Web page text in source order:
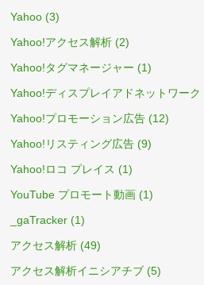
Yahoo (3)
Yahoo!アクセス解析 (2)
Yahoo!タグマネージャー (1)
Yahoo!ディスプレイアドネットワーク
Yahoo!プロモーション広告 (12)
Yahoo!リスティング広告 (9)
Yahoo!ロコ プレイス (1)
YouTube プロモート動画 (1)
_gaTracker (1)
アクセス解析 (49)
アクセス解析イニシアチブ (5)